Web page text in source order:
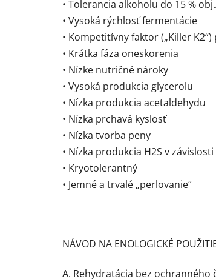
• Tolerancia alkoholu do 15 %
• Vysoká rýchlosť fermentácie
• Kompetitívny faktor („Killer
• Krátka fáza oneskorenia
• Nízke nutričné ​​nároky
• Vysoká produkcia glycerolu
• Nízka produkcia acetaldehydu
• Nízka prchavá kyslosť
• Nízka tvorba peny
• Nízka produkcia H2S v
• Kryotolerantný
• Jemné a trvalé „perlovanie“
NÁVOD NA ENOLOGICKÉ
A. Rehydratácia bez ochranného